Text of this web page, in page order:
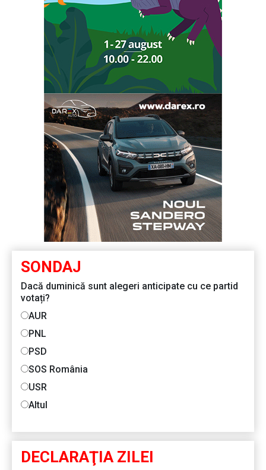
SONDAJ
Dacă duminică sunt alegeri anticipate cu ce partid
votați?
AUR
PNL
PSD
SOS România
USR
Altul
DECLARAŢIA ZILEI